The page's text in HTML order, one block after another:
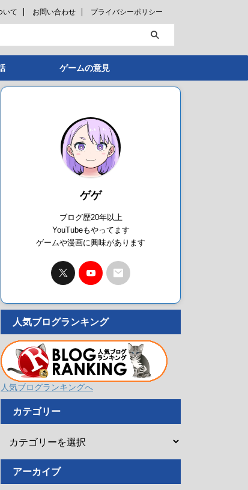
いて お問い合わせ プライバシーポリシー
ゲームの意見
ゲゲ
ブログ歴20年以上
YouTubeもやってます
ゲームや漫画に興味があります
人気ブログランキング
人気ブログランキングへ
カテゴリー
アーカイブ